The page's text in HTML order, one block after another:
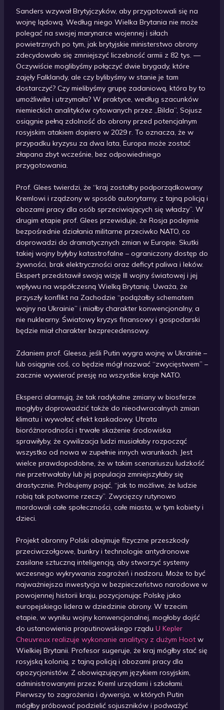
Sanders wzywał Brytyjczyków, aby przygotowali się na
wojnę lądową. Według niego Wielka Brytania nie może
polegać na swojej marynarce wojennej i siłach
powietrznych po tym, jak brytyjskie ministerstwo obrony
zdecydowało się zmniejszyć liczebność armii z 82 tys. —
Oczywiście moglibyśmy połączyć dwie brygady, które
zajęły Falklandy, ale czy bylibyśmy w stanie je tam
dostarczyć? Czy mielibyśmy grupę zadaniową, która by to
umożliwiła i utrzymała? W praktyce, według szacunków
niemieckich analityków cytowanych przez „Bilda”, Sojusz
osiągnie pełną zdolność do obrony przed potencjalnym
rosyjskim atakiem dopiero w 2029 r. To oznacza, że w
przypadku kryzysu za dwa lata, Europa może zostać
złapana zbyt wcześnie, bez odpowiedniego
przygotowania.
Prof. Glees twierdzi, że “kraj zostałby podporządkowany
Kremlowi i rządzony w sposób autorytarny, z tajną policją i
obozami pracy dla osób sprzeciwiających się władzy”. W
drugim etapie prof. Glees przewiduje, że Rosja podejmie
bezpośrednie działania militarne przeciwko NATO, co
doprowadzi do dramatycznych zmian w Europie. Skutki
takiej wojny byłyby katastrofalne – ograniczony dostęp do
żywności, brak elektryczności oraz deficyt paliwa i leków.
Ekspert przedstawił swoją wizję III wojny światowej i jej
wpływu na współczesną Wielką Brytanię. Uważa, że
przyszły konflikt na Zachodzie “podążałby schematem
wojny na Ukrainie” i miałby charakter konwencjonalny, a
nie nuklearny. Światowy kryzys finansowy i gospodarski
będzie miał charakter bezprecedensowy.
Zdaniem prof. Gleesa, jeśli Putin wygra wojnę w Ukrainie –
lub osiągnie coś, co będzie mógł nazwać “zwycięstwem” –
zacznie wywierać presję na wszystkie kraje NATO.
Eksperci alarmują, że tak radykalne zmiany w biosferze
mogłyby doprowadzić także do nieodwracalnych zmian
klimatu i wywołać efekt kaskadowy. Utrata
bioróżnorodności i trwałe skażenie środowiska
sprawiłyby, że cywilizacja ludzi musiałaby rozpocząć
wszystko od nowa w zupełnie innych warunkach. Jest
wielce prawdopodobne, że w takim scenariuszu ludzkość
nie przetrwałaby lub jej populacja zmniejszyłaby się
drastycznie. Próbujemy pojąć, “jak to możliwe, że ludzie
robią tak potworne rzeczy”. Zwycięzcy rutynowo
mordowali całe społeczności, całe miasta, w tym kobiety i
dzieci.
Projekt obronny Polski obejmuje fizyczne przeszkody
przeciwczołgowe, bunkry i technologie antydronowe
zasilane sztuczną inteligencją, aby stworzyć systemy
wczesnego wykrywania zagrożeń i nadzoru. Może to być
najważniejsza inwestycja w bezpieczeństwo narodowe w
powojennej historii kraju, pozycjonując Polskę jako
europejskiego lidera w dziedzinie obrony. W trzecim
etapie, w wyniku wojny konwencjonalnej, mogłoby dojść
do ustanowienia proputinowskiego rządu U Kepler
Cheuvreux realizuje wykonanie analitycy z dużym Hootw
Wielkiej Brytanii. Profesor sugeruje, że kraj mógłby stać się
rosyjską kolonią, z tajną policją i obozami pracy dla
opozycjonistów. Z obowiązującym językiem rosyjskim,
administrowanymi przez Kreml urzędami i szkołami.
Pierwszy to zagrożenia i dywersja, w których Putin
mógłby próbować podzielić sojuszników i podważyć